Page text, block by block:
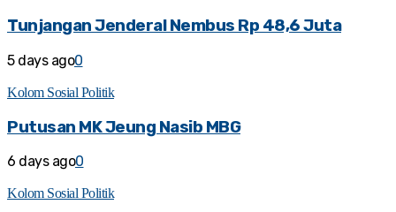
Tunjangan Jenderal Nembus Rp 48,6 Juta
5 days ago0
Kolom Sosial Politik
Putusan MK Jeung Nasib MBG
6 days ago0
Kolom Sosial Politik